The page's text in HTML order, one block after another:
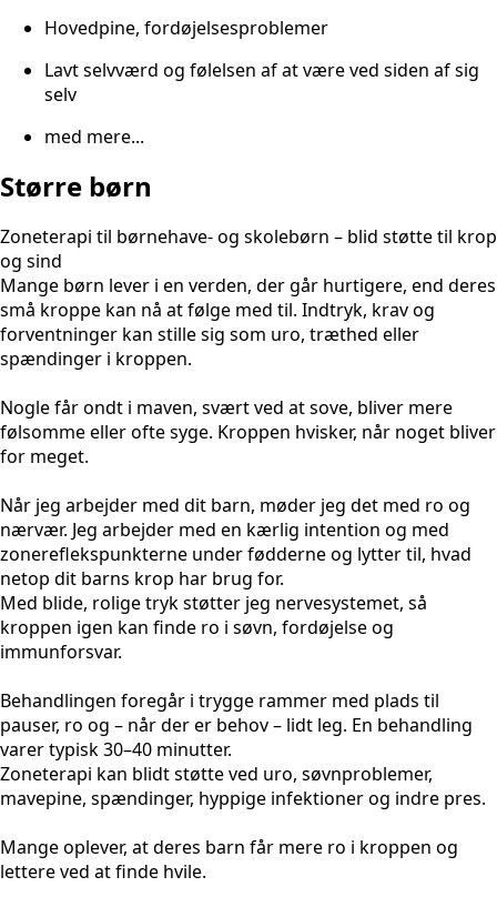
Hovedpine, fordøjelsesproblemer
Lavt selvværd og følelsen af at være ved siden af sig
selv
med mere...
Større børn
Zoneterapi til børnehave- og skolebørn – blid støtte til krop
og sind
Mange børn lever i en verden, der går hurtigere, end deres
små kroppe kan nå at følge med til. Indtryk, krav og
forventninger kan stille sig som uro, træthed eller
spændinger i kroppen.
Nogle får ondt i maven, svært ved at sove, bliver mere
følsomme eller ofte syge. Kroppen hvisker, når noget bliver
for meget.
Når jeg arbejder med dit barn, møder jeg det med ro og
nærvær. Jeg arbejder med en kærlig intention og med
zonereflekspunkterne under fødderne og lytter til, hvad
netop dit barns krop har brug for.
Med blide, rolige tryk støtter jeg nervesystemet, så
kroppen igen kan finde ro i søvn, fordøjelse og
immunforsvar.
Behandlingen foregår i trygge rammer med plads til
pauser, ro og – når der er behov – lidt leg. En behandling
varer typisk 30–40 minutter.
Zoneterapi kan blidt støtte ved uro, søvnproblemer,
mavepine, spændinger, hyppige infektioner og indre pres.
Mange oplever, at deres barn får mere ro i kroppen og
lettere ved at finde hvile.